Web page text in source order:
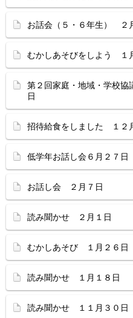
お話会（５・６年生） ２
むかしあそびをしよう １
第２回家庭・地域・学校
日
招待給食をしました １２
低学年お話し会６月２７日
お話し会 ２月７日
読み聞かせ ２月１日
むかしあそび １月２６日
読み聞かせ １月１８日
読み聞かせ １１月３０日